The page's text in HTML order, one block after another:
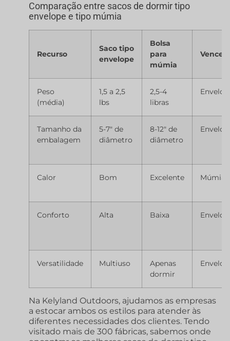
Comparação entre sacos de dormir tipo
envelope e tipo múmia
Recurso
Saco tipo
envelope
Bolsa
para
múmia
Peso
(média)
1,5 a 2,5
lbs
2,5-4
libras
Tamanho da
embalagem
5-7″ de
diâmetro
8-12″ de
diâmetro
Calor Bom Excelente Múmia
Conforto Alta Baixa
Versatilidade Multiuso
Apenas
dormir
Na Kelyland Outdoors, ajudamos as empresas
a estocar ambos os estilos para atender às
diferentes necessidades dos clientes. Tendo
visitado mais de 300 fábricas, sabemos onde